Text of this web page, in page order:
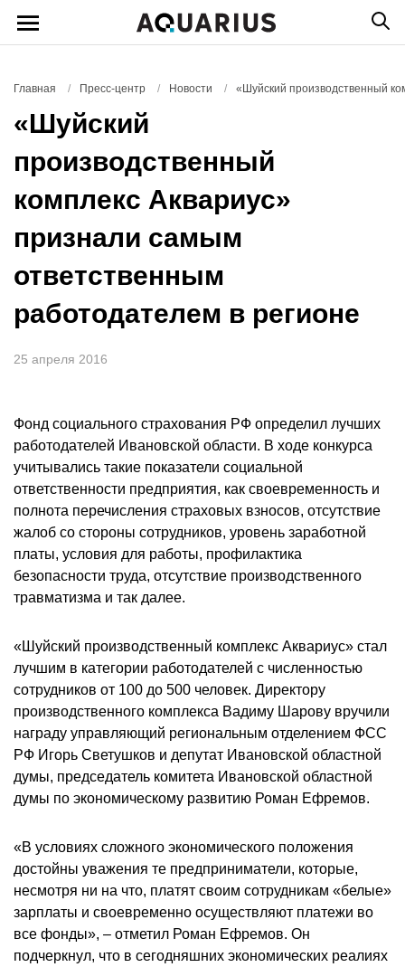
Главная / Пресс-центр / Новости / «Шуйский производственный
«Шуйский
производственный
комплекс Аквариус»
признали самым
ответственным
работодателем в регионе
25 апреля 2016
Фонд социального страхования РФ определил лучших
работодателей Ивановской области. В ходе конкурса
учитывались такие показатели социальной
ответственности предприятия, как своевременность и
полнота перечисления страховых взносов, отсутствие
жалоб со стороны сотрудников, уровень заработной
платы, условия для работы, профилактика
безопасности труда, отсутствие производственного
травматизма и так далее.
«Шуйский производственный комплекс Аквариус» стал
лучшим в категории работодателей с численностью
сотрудников от 100 до 500 человек. Директору
производственного комплекса Вадиму Шарову вручили
награду управляющий региональным отделением ФСС
РФ Игорь Светушков и депутат Ивановской областной
думы, председатель комитета Ивановской областной
думы по экономическому развитию Роман Ефремов.
«В условиях сложного экономического положения
достойны уважения те предприниматели, которые,
несмотря ни на что, платят своим сотрудникам «белые»
зарплаты и своевременно осуществляют платежи во
все фонды», – отметил Роман Ефремов. Он
подчеркнул, что в сегодняшних экономических реалиях